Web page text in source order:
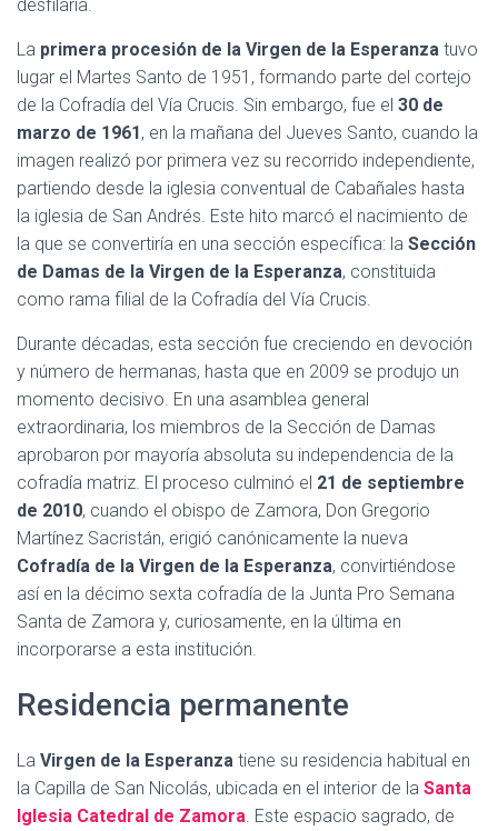
desfilaría.
La primera procesión de la Virgen de la Esperanza tuvo
lugar el Martes Santo de 1951, formando parte del cortejo
de la Cofradía del Vía Crucis. Sin embargo, fue el 30 de
marzo de 1961, en la mañana del Jueves Santo, cuando la
imagen realizó por primera vez su recorrido independiente,
partiendo desde la iglesia conventual de Cabañales hasta
la iglesia de San Andrés. Este hito marcó el nacimiento de
la que se convertiría en una sección específica: la Sección
de Damas de la Virgen de la Esperanza, constituida
como rama filial de la Cofradía del Vía Crucis.
Durante décadas, esta sección fue creciendo en devoción
y número de hermanas, hasta que en 2009 se produjo un
momento decisivo. En una asamblea general
extraordinaria, los miembros de la Sección de Damas
aprobaron por mayoría absoluta su independencia de la
cofradía matriz. El proceso culminó el 21 de septiembre
de 2010, cuando el obispo de Zamora, Don Gregorio
Martínez Sacristán, erigió canónicamente la nueva
Cofradía de la Virgen de la Esperanza, convirtiéndose
así en la décimo sexta cofradía de la Junta Pro Semana
Santa de Zamora y, curiosamente, en la última en
incorporarse a esta institución.
Residencia permanente
La Virgen de la Esperanza tiene su residencia habitual en
la Capilla de San Nicolás, ubicada en el interior de la Santa
Iglesia Catedral de Zamora . Este espacio sagrado, de